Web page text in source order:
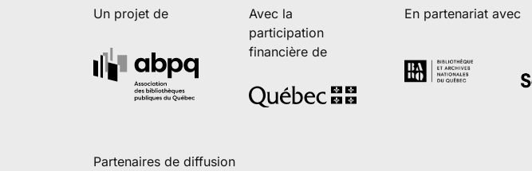
Un projet de
Avec la
participation
financière de
En partenariat avec
Partenaires de diffusion